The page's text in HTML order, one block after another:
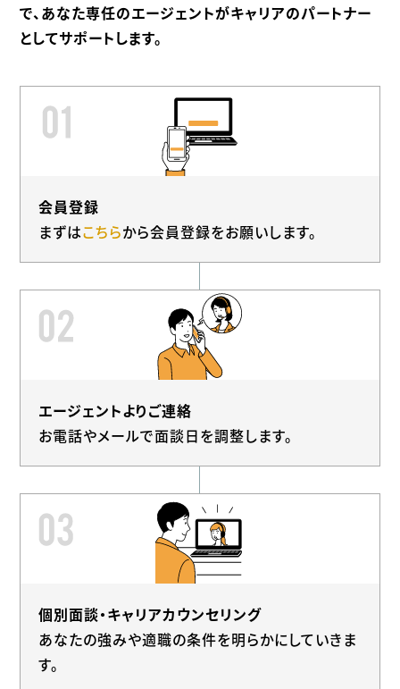
で、あなた専任のエージェントがキャリアのパートナー
としてサポートします。
会員登録
まずはこちらから会員登録をお願いします。
エージェントよりご連絡
お電話やメールで面談日を調整します。
個別面談・キャリアカウンセリング
あなたの強みや適職の条件を明らかにしていきま
す。